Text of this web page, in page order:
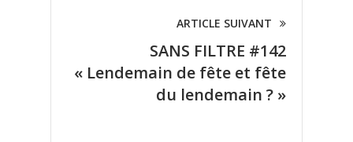
ARTICLE SUIVANT
SANS FILTRE #142
« Lendemain de fête et fête
du lendemain ? »